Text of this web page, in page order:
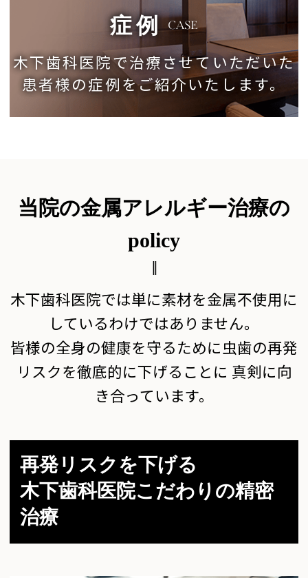
症例 CASE
木下歯科医院で治療させていただいた
患者様の症例をご紹介いたします。
当院の金属アレルギー治療の
policy
木下歯科医院では単に素材を金属不使用に
しているわけではありません。
皆様の全身の健康を守るために虫歯の再発
リスクを徹底的に下げることに 真剣に向
き合っています。
再発リスクを下げる
木下歯科医院こだわりの精密
治療